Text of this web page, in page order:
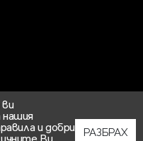
и добри
Ви
РАЗБРАХ